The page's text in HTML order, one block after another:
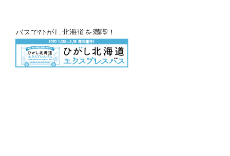
バスでひがし北海道を満喫！